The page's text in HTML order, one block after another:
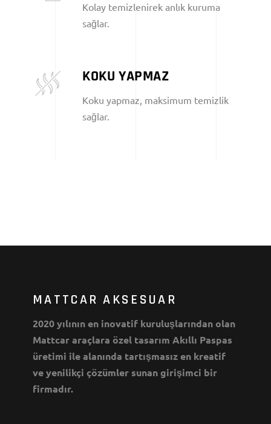
Kolay temizlenirek anlık kuruma
sağlar.
KOKU YAPMAZ
Koku yapmaz, maksimum temizlik
sağlar.
MATTCAR AKSESUAR
2020 yılının en inovatif kuruluşlarından olan
Mattcar araçlara özel tasarım Akıllı Paspas
üretimi ile alanında tartışmasız en kreatif
ve yenilikçi çözümler sunan girişimci bir
firmadır.